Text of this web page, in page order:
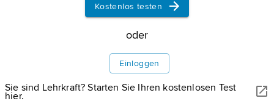
Kostenlos testen
oder
Einloggen
Sie sind Lehrkraft? Starten Sie Ihren kostenlosen Test
hier.